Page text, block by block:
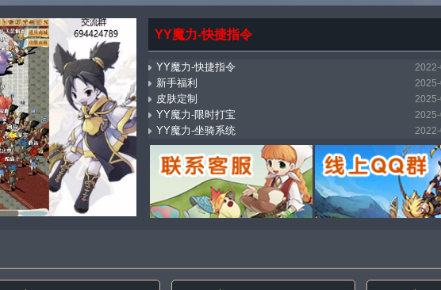
YY魔力-快捷指令
YY魔力-快捷指令
新手福利
皮肤定制
YY魔力-限时打宝
YY魔力-坐骑系统
mostbet_xnpi
YY魔力-万能传送（飞机）
YY魔力-集市系统
YY魔力-自动寻路
YY魔力-称号收藏